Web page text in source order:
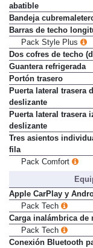
abatible
Bandeja
Barras de techo
Pack Style Plus
Dos cofres de techo
Guantera refrigerada
Portón trasero
Puerta lateral trasera
deslizante
Puerta lateral trasera
deslizante
Tres asientos
fila
Pack Comfort
Apple CarPlay y
Pack Tech
Carga inalámbrica de
Pack Tech
Conexión Bluetooth